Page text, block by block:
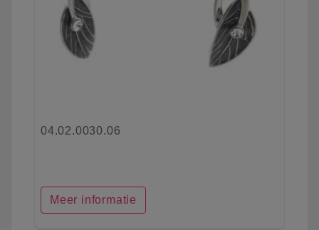
04.02.0030.06
Meer informatie